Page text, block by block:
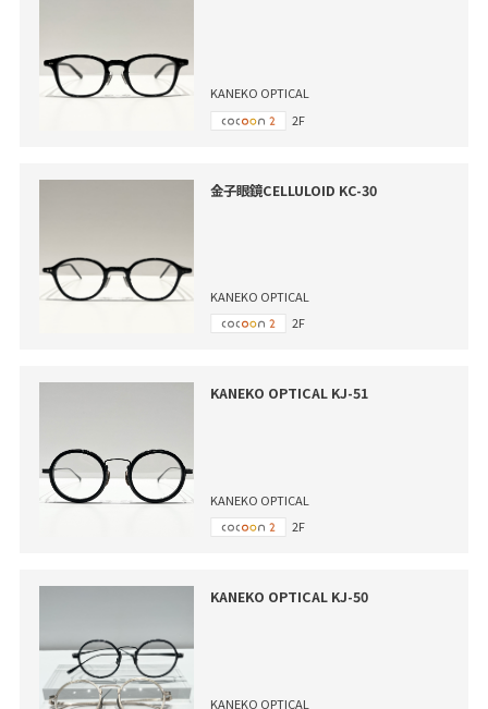
KANEKO OPTICAL
2F
金子眼鏡CELLULOID KC-30
KANEKO OPTICAL
2F
KANEKO OPTICAL KJ-51
KANEKO OPTICAL
2F
KANEKO OPTICAL KJ-50
KANEKO OPTICAL